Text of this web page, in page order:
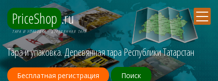
PriceShop .ru
ТАРА И УПАКОВКА - ДЕРЕВЯННАЯ ТАРА
Тара и упаковка. Деревянная тара Республики Татарстан
Бесплатная регистрация Поиск